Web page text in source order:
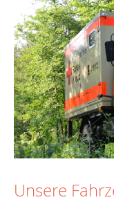
Unsere